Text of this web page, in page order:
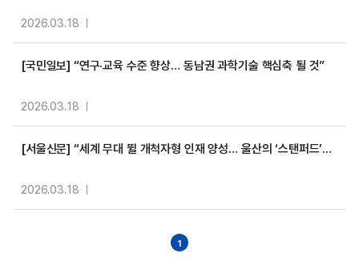
2026.03.18
[국민일보] “연구·교육 수준 향상… 동남권 과학기술 핵심축 될 것”
2026.03.18
[서울신문] “세계 무대 뛸 개척자형 인재 양성… 울산의 ‘스탠퍼드’로 만들 것”
2026.03.18
1